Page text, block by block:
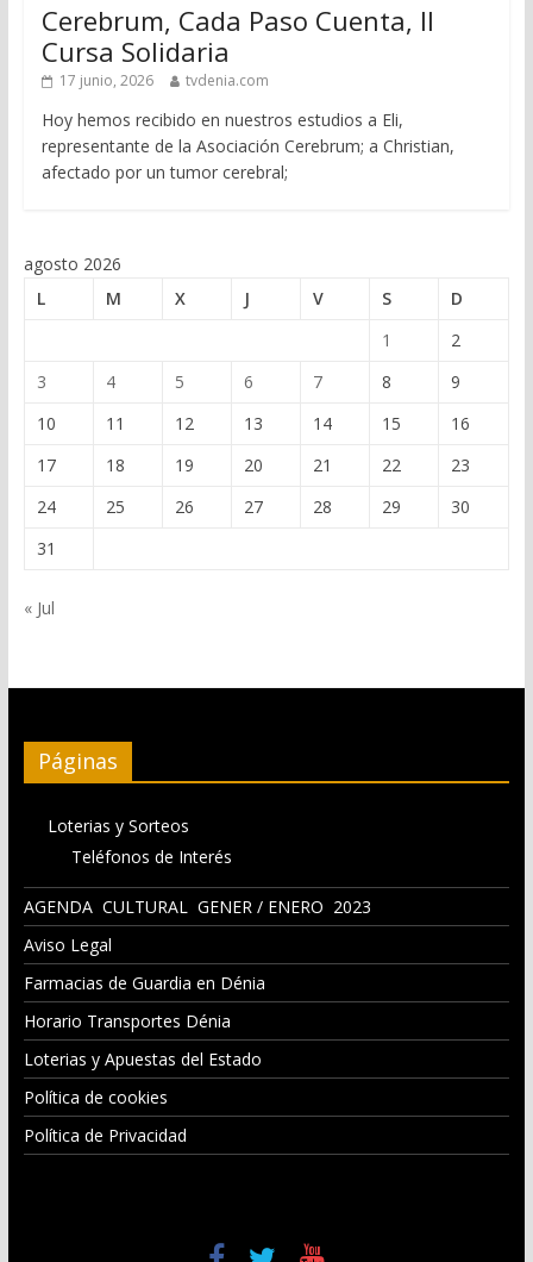
Cerebrum, Cada Paso Cuenta, II
Cursa Solidaria
17 junio, 2026 tvdenia.com
Hoy hemos recibido en nuestros estudios a Eli,
representante de la Asociación Cerebrum; a Christian,
afectado por un tumor cerebral;
agosto 2026
L
M X J V S
D
1
2
3
4 5 6 7 8
9
10
11 12 13 14 15
16
17
18 19 20 21 22
23
24
25 26 27 28 29
30
31
« Jul
Páginas
Loterias y Sorteos
Teléfonos de Interés
AGENDA CULTURAL GENER / ENERO 2023
Aviso Legal
Farmacias de Guardia en Dénia
Horario Transportes Dénia
Loterias y Apuestas del Estado
Política de cookies
Política de Privacidad